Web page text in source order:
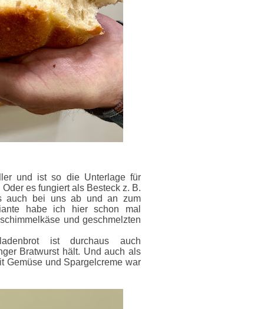
und ist so die Unterlage für
es fungiert als Besteck z. B.
auch bei uns ab und an zum
habe ich hier schon mal
und geschmelzten
ist durchaus auch
Bratwurst hält. Und auch als
Gemüse und Spargelcreme war